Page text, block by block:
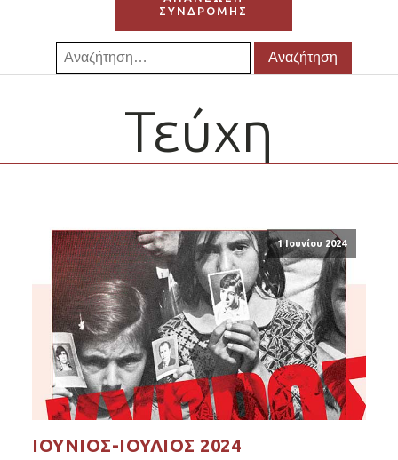
ΣΥΝΔΡΟΜΗΣ
Αναζήτηση
για:
Τεύχη
1 Ιουνίου 2024
ΙΟΎΝΙΟΣ-ΙΟΎΛΙΟΣ 2024